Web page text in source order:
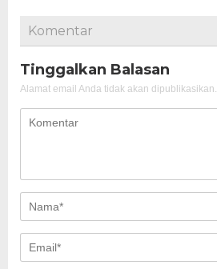
Komentar
Tinggalkan Balasan
Alamat email Anda tidak akan dipublikasikan.